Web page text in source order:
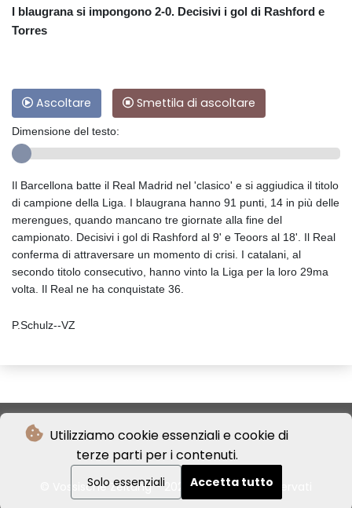
Utilizziamo cookie essenziali e cookie di
terze parti per i contenuti.
Solo essenziali Accetta tutto
I blaugrana si impongono 2-0. Decisivi i gol di Rashford e
Torres
Ascoltare Smettila di ascoltare
Dimensione del testo:
Il Barcellona batte il Real Madrid nel 'clasico' e si aggiudica il titolo
di campione della Liga. I blaugrana hanno 91 punti, 14 in più delle
merengues, quando mancano tre giornate alla fine del
campionato. Decisivi i gol di Rashford al 9' e Teoors al 18'. Il Real
conferma di attraversare un momento di crisi. I catalani, al
secondo titolo consecutivo, hanno vinto la Liga per la loro 29ma
volta. Il Real ne ha conquistate 36.
P.Schulz--VZ
© Vossische Zeitung - 2026 - Tutti i diritti riservati